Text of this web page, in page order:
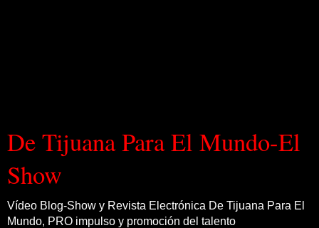
De Tijuana Para El Mundo-El
Show
Vídeo Blog-Show y Revista Electrónica De Tijuana Para El
Mundo, PRO impulso y promoción del talento